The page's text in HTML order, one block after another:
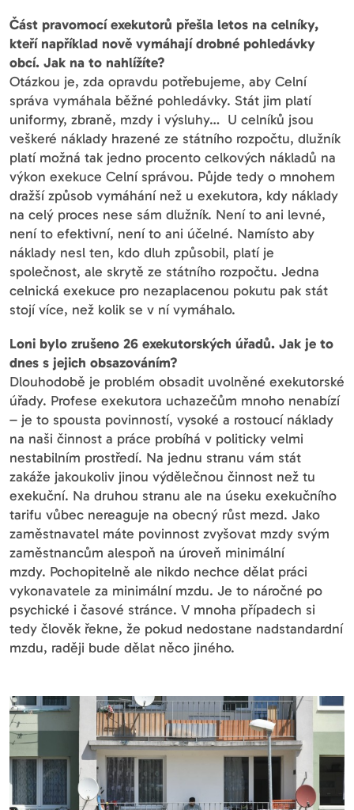
Část pravomocí exekutorů přešla letos na celníky,
kteří například nově vymáhají drobné pohledávky
obcí. Jak na to nahlížíte?
Otázkou je, zda opravdu potřebujeme, aby Celní
správa vymáhala běžné pohledávky. Stát jim platí
uniformy, zbraně, mzdy i výsluhy… U celníků jsou
veškeré náklady hrazené ze státního rozpočtu, dlužník
platí možná tak jedno procento celkových nákladů na
výkon exekuce Celní správou. Půjde tedy o mnohem
dražší způsob vymáhání než u exekutora, kdy náklady
na celý proces nese sám dlužník. Není to ani levné,
není to efektivní, není to ani účelné. Namísto aby
náklady nesl ten, kdo dluh způsobil, platí je
společnost, ale skrytě ze státního rozpočtu. Jedna
celnická exekuce pro nezaplacenou pokutu pak stát
stojí více, než kolik se v ní vymáhalo.
Loni bylo zrušeno 26 exekutorských úřadů. Jak je to
dnes s jejich obsazováním?
Dlouhodobě je problém obsadit uvolněné exekutorské
úřady. Profese exekutora uchazečům mnoho nenabízí
– je to spousta povinností, vysoké a rostoucí náklady
na naši činnost a práce probíhá v politicky velmi
nestabilním prostředí. Na jednu stranu vám stát
zakáže jakoukoliv jinou výdělečnou činnost než tu
exekuční. Na druhou stranu ale na úseku exekučního
tarifu vůbec nereaguje na obecný růst mezd. Jako
zaměstnavatel máte povinnost zvyšovat mzdy svým
zaměstnancům alespoň na úroveň minimální
mzdy. Pochopitelně ale nikdo nechce dělat práci
vykonavatele za minimální mzdu. Je to náročné po
psychické i časové stránce. V mnoha případech si
tedy člověk řekne, že pokud nedostane nadstandardní
mzdu, raději bude dělat něco jiného.